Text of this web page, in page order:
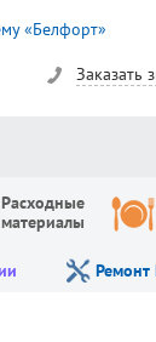
«Белфорт»
Заказать
Расходные
материалы